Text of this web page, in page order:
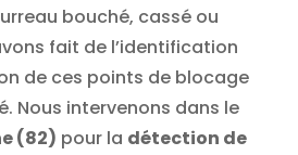
bouché, cassé ou
fait de l’identification
de ces points de blocage
Nous intervenons dans le
(82) pour la détection de